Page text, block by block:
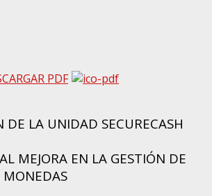
PDF
DE LA UNIDAD SECURECASH
MEJORA EN LA GESTIÓN DE
MONEDAS